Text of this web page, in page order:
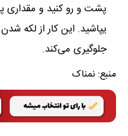
پشت و رو کنید و مقداری
یپاشید. این کار از لکه
جلوگیری می‌کند.
منبع:نمناک